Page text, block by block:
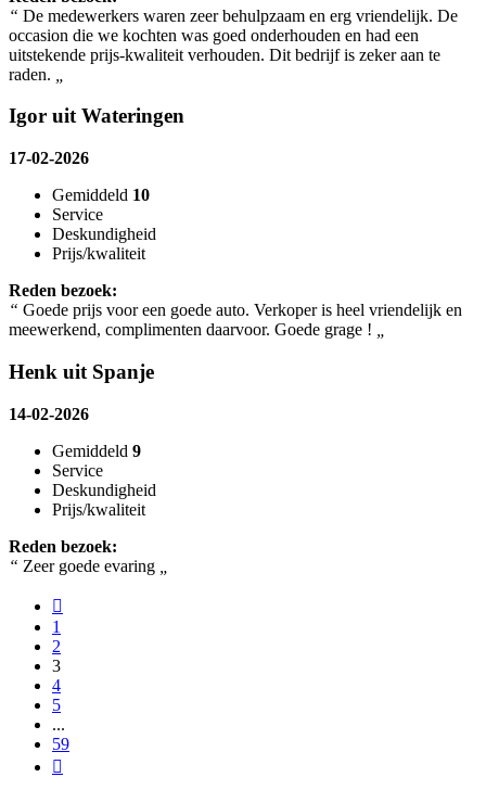
“ De medewerkers waren zeer behulpzaam en erg vriendelijk. De
occasion die we kochten was goed onderhouden en had een
uitstekende prijs-kwaliteit verhouden. Dit bedrijf is zeker aan te
raden.
Igor uit Wateringen
17-02-2026
Gemiddeld 10
Service
Deskundigheid
Prijs/kwaliteit
Reden bezoek:
“ Goede prijs voor een goede auto. Verkoper is heel vriendelijk en
meewerkend, complimenten daarvoor. Goede grage !
Henk uit Spanje
14-02-2026
Gemiddeld 9
Service
Deskundigheid
Prijs/kwaliteit
Reden bezoek:
“ Zeer goede evaring
1
2
3
4
5
...
59